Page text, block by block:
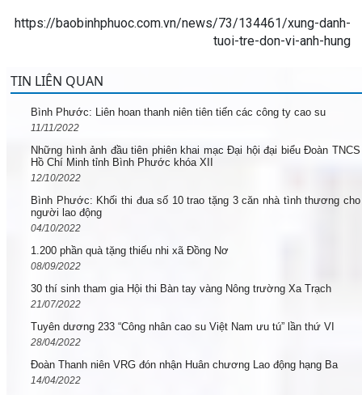
https://baobinhphuoc.com.vn/news/73/134461/xung-danh-
tuoi-tre-don-vi-anh-hung
TIN LIÊN QUAN
Bình Phước: Liên hoan thanh niên tiên tiến các công ty cao su
11/11/2022
Những hình ảnh đầu tiên phiên khai mạc Đại hội đại biểu Đoàn TNCS
Hồ Chí Minh tỉnh Bình Phước khóa XII
12/10/2022
Bình Phước: Khối thi đua số 10 trao tặng 3 căn nhà tình thương cho
người lao động
04/10/2022
1.200 phần quà tặng thiếu nhi xã Đồng Nơ
08/09/2022
30 thí sinh tham gia Hội thi Bàn tay vàng Nông trường Xa Trạch
21/07/2022
Tuyên dương 233 “Công nhân cao su Việt Nam ưu tú” lần thứ VI
28/04/2022
Đoàn Thanh niên VRG đón nhận Huân chương Lao động hạng Ba
14/04/2022